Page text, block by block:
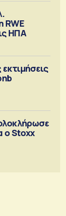
RWE
ΗΠΑ
ο Stoxx